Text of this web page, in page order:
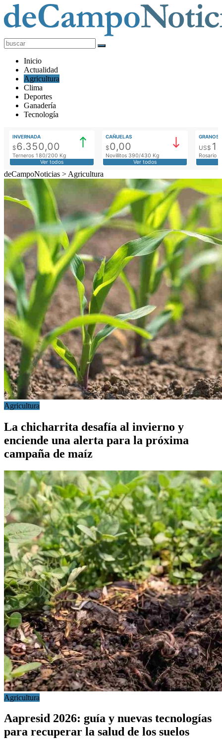
deCampoNoticias
Actualidad
Agropecuaria
Inicio
Actualidad
Agricultura
Clima
Deportes
Ganadería
Tecnología
INVERNADA
$6.350,00
Terneros 180/200 Kg
Ver todos
CAÑUELAS
$0,00
Novillitos 390/430 Kg
Ver todos
GRANOS
US$
Rosario
deCampoNoticias > Agricultura
Agricultura
La chicharrita desafía al invierno y
enciende una alerta para la próxima
campaña de maíz
Agricultura
Aapresid 2026: guía y nuevas tecnologías
para recuperar la salud de los suelos